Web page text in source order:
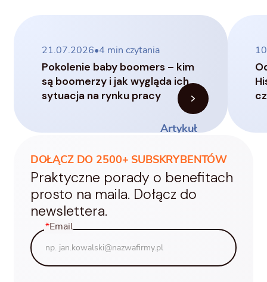
21.07.2026•4 min czytania
Pokolenie baby boomers – kim
są boomerzy i jak wygląda ich
sytuacja na rynku pracy
Artykuł
DOŁĄCZ DO 2500+ SUBSKRYBENTÓW
Praktyczne porady o benefitach
prosto na maila. Dołącz do
newslettera.
*Email